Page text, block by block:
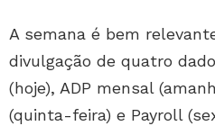
A semana é bem
divulgação de quatro
(hoje), ADP mensal
(quinta-feira) e Payroll